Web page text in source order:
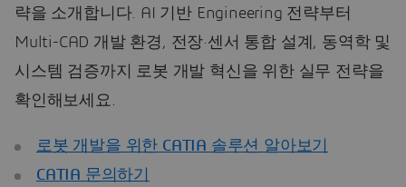
략을 소개합니다. AI 기반 Engineering 전략부터
Multi-CAD 개발 환경, 전장·센서 통합 설계, 동역학 및
시스템 검증까지 로봇 개발 혁신을 위한 실무 전략을
확인해보세요.
로봇 개발을 위한 CATIA 솔루션 알아보기
CATIA 문의하기